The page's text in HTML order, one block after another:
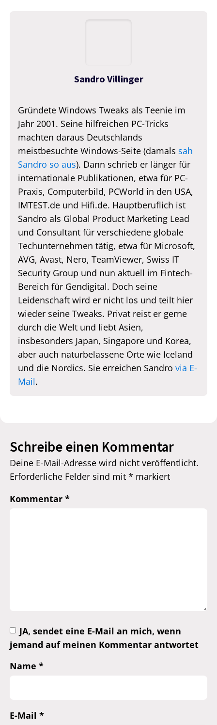
Sandro Villinger
Gründete Windows Tweaks als Teenie im
Jahr 2001. Seine hilfreichen PC-Tricks
machten daraus Deutschlands
meistbesuchte Windows-Seite (damals sah
Sandro so aus). Dann schrieb er länger für
internationale Publikationen, etwa für PC-
Praxis, Computerbild, PCWorld in den USA,
IMTEST.de und Hifi.de. Hauptberuflich ist
Sandro als Global Product Marketing Lead
und Consultant für verschiedene globale
Techunternehmen tätig, etwa für Microsoft,
AVG, Avast, Nero, TeamViewer, Swiss IT
Security Group und nun aktuell im Fintech-
Bereich für Gendigital. Doch seine
Leidenschaft wird er nicht los und teilt hier
wieder seine Tweaks. Privat reist er gerne
durch die Welt und liebt Asien,
insbesonders Japan, Singapore und Korea,
aber auch naturbelassene Orte wie Iceland
und die Nordics. Sie erreichen Sandro via E-
Mail.
Schreibe einen Kommentar
Deine E-Mail-Adresse wird nicht veröffentlicht.
Erforderliche Felder sind mit * markiert
Kommentar *
JA, sendet eine E-Mail an mich, wenn
jemand auf meinen Kommentar antwortet
Name *
E-Mail *